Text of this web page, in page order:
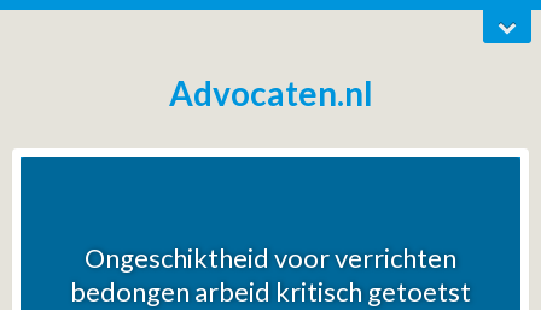
Advocaten.nl
Ongeschiktheid voor verrichten
bedongen arbeid kritisch getoetst